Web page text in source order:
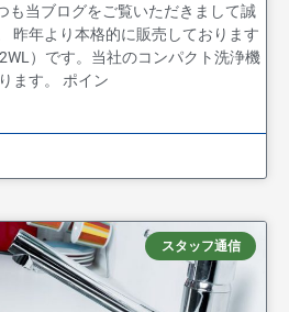
も当ブログをご覧いただきまして誠
昨年より本格的に販売しております
）です。当社のコンパクト洗浄機
ます。 ポイン
スタッフ通信